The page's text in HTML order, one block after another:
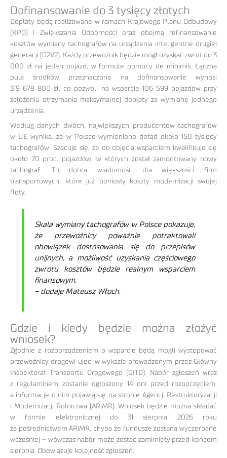
Dofinansowanie do 3 tysięcy złotych
Dopłaty będą realizowane w ramach Krajowego Planu Odbudowy
(KPO) i Zwiększania Odporności oraz obejmą refinansowanie
kosztów wymiany tachografów na urządzenia inteligentne drugiej
generacji (G2V2). Każdy przewoźnik będzie mógł uzyskać zwrot do 3
000 zł na jeden pojazd, w formule pomocy de minimis. Łączna
pula środków przeznaczona na dofinansowanie wynosi
319 678 800 zł, co pozwoli na wsparcie 106 599 pojazdów przy
założeniu otrzymania maksymalnej dopłaty za wymianę jednego
urządzenia.
Według danych dwóch, największych producentów tachografów
w UE wynika, że w Polsce wymieniono dotąd około 150 tysięcy
tachografów. Szacuje się, że do objęcia wsparciem kwalifikuje się
około 70 proc. pojazdów, w których został zamontowany nowy
tachograf. To dobra wiadomość dla większości firm
transportowych, które już poniosły koszty modernizacji swojej
floty.
Skala wymiany tachografów w Polsce pokazuje,
że przewoźnicy poważnie potraktowali
obowiązek dostosowania się do przepisów
unijnych, a możliwość uzyskania częściowego
zwrotu kosztów będzie realnym wsparciem
finansowym.
–dodaje Mateusz Włoch.
Gdzie i kiedy będzie można złożyć
wniosek?
Zgodnie z rozporządzeniem o wsparcie będą mogli występować
przewoźnicy drogowi ujęci w wykazie prowadzonym przez Główny
Inspektorat Transportu Drogowego (GITD). Nabór zgłoszeń wraz
z regulaminem zostanie ogłoszony 14 dni przed rozpoczęciem,
a informacje o nim pojawią się na stronie Agencji Restrukturyzacji
i Modernizacji Rolnictwa (ARiMR). Wniosek będzie można składać
w formie elektronicznej do 31 sierpnia 2026 roku
za pośrednictwem ARiMR, chyba że fundusze zostaną wyczerpane
wcześniej – wówczas nabór może zostać zamknięty przed końcem
sierpnia. Obowiązuje kolejność zgłoszeń.